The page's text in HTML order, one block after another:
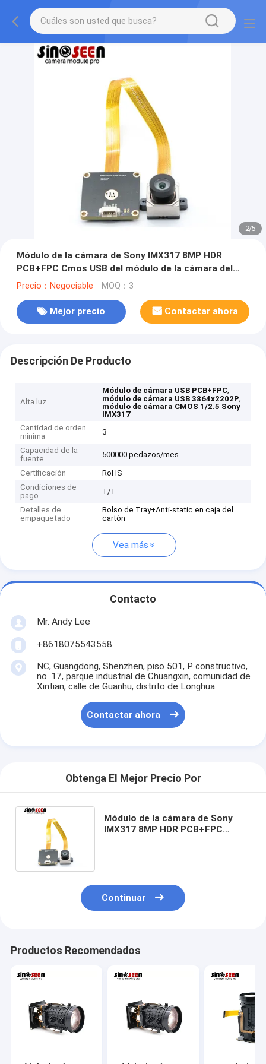
2/5
Módulo de la cámara de Sony IMX317 8MP HDR
PCB+FPC Cmos USB del módulo de la cámara del
OEM
Precio：Negociable MOQ：3
Mejor precio Contactar ahora
Descripción De Producto
Alta luz
Módulo de cámara USB PCB+FPC,
módulo de cámara USB 3864x2202P,
módulo de cámara CMOS 1/2.5 Sony
IMX317
Cantidad de orden
mínima
3
Capacidad de la
fuente
500000 pedazos/mes
Certificación
RoHS
Condiciones de
pago
T/T
Detalles de
empaquetado
Bolso de Tray+Anti-static en caja del
cartón
Vea más
Contacto
Mr. Andy Lee
+8618075543558
NC, Guangdong, Shenzhen, piso 501, P constructivo,
no. 17, parque industrial de Chuangxin, comunidad de
Xintian, calle de Guanhu, distrito de Longhua
Contactar ahora
Obtenga El Mejor Precio Por
Módulo de la cámara de Sony
IMX317 8MP HDR PCB+FPC
Continuar
Productos Recomendados